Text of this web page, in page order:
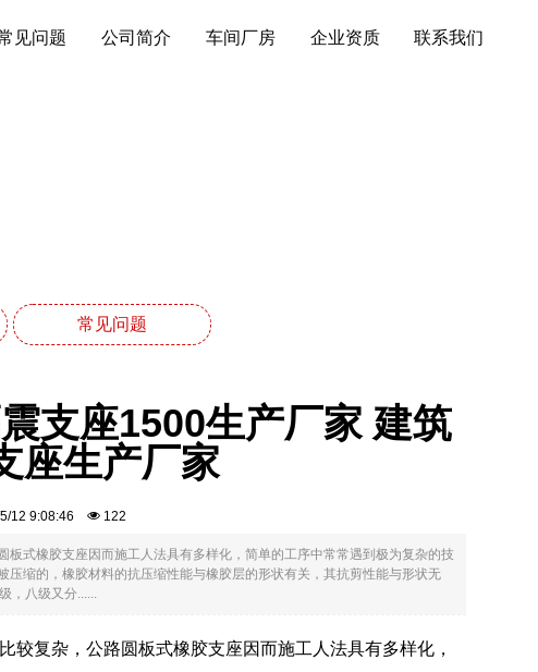
见问题 公司简介 车间厂房 企业资质 联系我们
常见问题
支座1500生产厂家 建筑
座生产厂家
5/12 9:08:46 122
式橡胶支座因而施工人法具有多样化，简单的工序中常常遇到极为复杂的技
缩的，橡胶材料的抗压缩性能与橡胶层的形状有关，其抗剪性能与形状无
，八级又分......
复杂，公路圆板式橡胶支座因而施工人法具有多样化，